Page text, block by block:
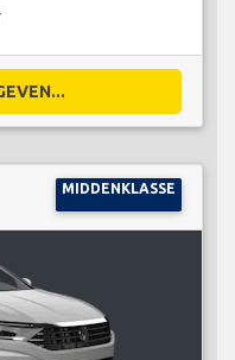
MIDDENKLASSE